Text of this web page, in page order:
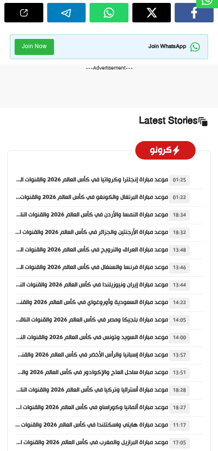
Join WhatsApp
Join Now
---Advertisement---
Latest Stories
كرونو
01:25 موعد مباراة إنجلترا وكرواتيا في كأس العالم 2026 والقنوات الناقلة
01:22 موعد مباراة البرتغال والكونغو في كأس العالم 2026 والقنوات الناقلة
18:34 موعد مباراة النمسا والأردن في كأس العالم 2026 والقنوات الناقلة
18:32 موعد مباراة الأرجنتين والجزائر في كأس العالم 2026 والقنوات الناقلة
13:48 موعد مباراة العراق والنرويج في كأس العالم 2026 والقنوات الناقلة
13:46 موعد مباراة فرنسا والسنغال في كأس العالم 2026 والقنوات الناقلة
13:44 موعد مباراة إيران ونيوزيلندا في كأس العالم 2026 والقنوات الناقلة
14:22 موعد مباراة السعودية وأوروغواي في كأس العالم 2026 والقنوات الناقلة
14:05 موعد مباراة بلجيكا ومصر في كأس العالم 2026 والقنوات الناقلة
14:00 موعد مباراة السويد وتونس في كأس العالم 2026 والقنوات الناقلة
13:57 موعد مباراة إسبانيا والرأس الأخضر في كأس العالم 2026 والقنوات الناقلة
13:51 موعد مباراة ساحل العاج والإكوادور في كأس العالم 2026 والقنوات الناقلة
18:28 موعد مباراة أستراليا وتركيا في كأس العالم 2026 والقنوات الناقلة
18:27 موعد مباراة ألمانيا وكوراساو في كأس العالم 2026 والقنوات الناقلة
11:17 موعد مباراة هايتي واسكتلندا في كأس العالم 2026 والقنوات الناقلة
17:05 موعد مباراة البرازيل والمغرب في كأس العالم 2026 والقنوات الناقلة